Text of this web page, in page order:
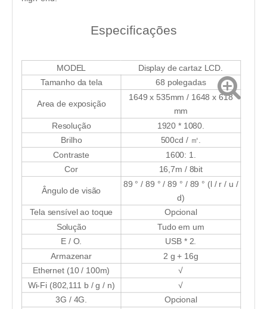
Especificações
MODEL
Display de cartaz LCD.
Tamanho da tela
68 polegadas
Area de exposição
1649 x 535mm / 1648 x 618
mm
Resolução
1920 * 1080.
Brilho 500cd / ㎡.
Contraste
1600: 1.
Cor
16,7m / 8bit
Ângulo de visão
89 ° / 89 ° / 89 ° / 89 ° (l / r / u /
d)
Tela sensível ao toque
Opcional
Solução
Tudo em um
E / O.
USB * 2.
Armazenar
2 g + 16g
Ethernet (10 / 100m)
√
Wi-Fi (802,111 b / g / n) √
3G / 4G.
Opcional